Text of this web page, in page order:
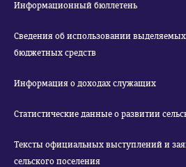
Информационный бюллетень
Сведения об использовании
бюджетных средств
Информация о доходах служащих
Статистические данные о развитии
Тексты официальных выступлений и
сельского поселения